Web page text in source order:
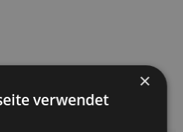
×
verwendet